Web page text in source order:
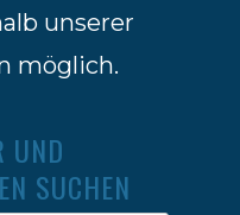
unserer
möglich.
UND
SUCHEN